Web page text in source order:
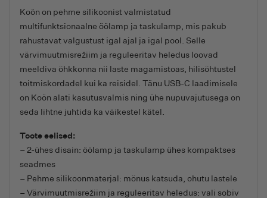
Koön on pehme silikoonist valmistatud
multifunktsionaalne öölamp ja taskulamp, mis pakub
rahustavat valgustust igal ajal ja igal pool. Selle
värvimuutmisrežiim ja reguleeritav heledus loovad
meeldiva õhkkonna nii laste magamistoas, hilisõhtustel
toitmiskordadel kui ka reisidel. Tänu USB-C laadimisele
on Koön alati kasutusvalmis ning ühe nupuvajutusega on
seda lihtne juhtida ka väikestel kätel.
Toote eelised:
– 2-ühes disain: öölamp ja taskulamp ühes kompaktses
seadmes
– Pehme silikoonmaterjal: mõnus katsuda, ohutu lastele
– Värvimuutmisrežiim ja reguleeritav heledus: vali sobiv